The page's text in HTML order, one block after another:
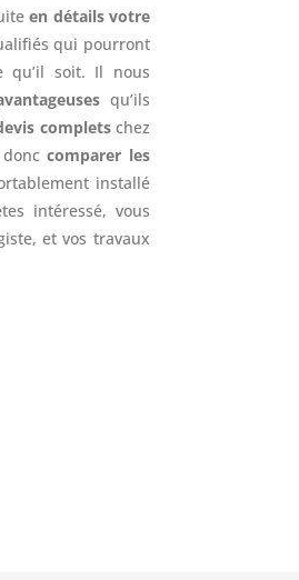
en détails votre
qui pourront
qu’il soit. Il nous
qu’ils
completschez
donccomparer les
installé
intéressé, vous
et vos travaux